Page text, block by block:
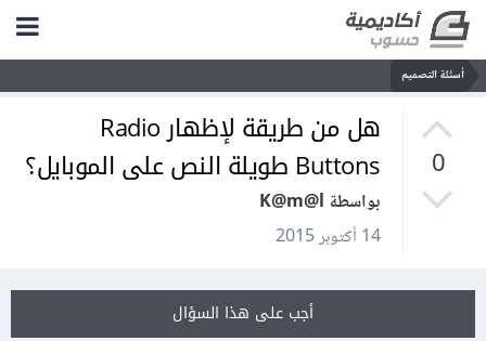
أسئلة التصميم
0
هل من طريقة لإظهار Radio
Buttons طويلة النص على الموبايل؟
بواسطة K@m@l
14 أكتوبر 2015
أجب على هذا السؤال